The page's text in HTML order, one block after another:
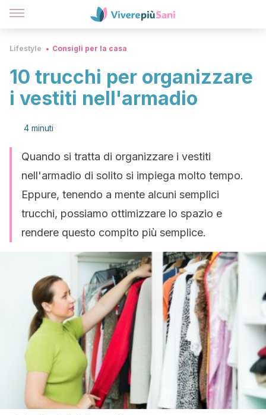
Lifestyle Consigli per la casa
10 trucchi per organizzare
i vestiti nell'armadio
4 minuti
Quando si tratta di organizzare i vestiti
nell'armadio di solito si impiega molto tempo.
Eppure, tenendo a mente alcuni semplici
trucchi, possiamo ottimizzare lo spazio e
rendere questo compito più semplice.